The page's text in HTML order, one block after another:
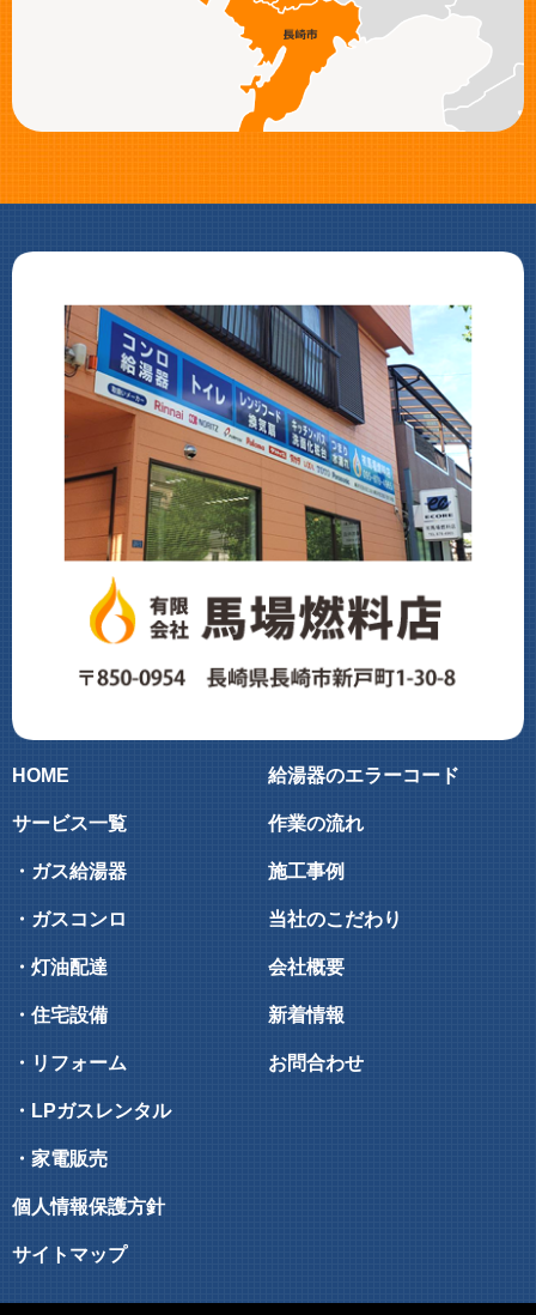
HOME
サービス一覧
・ガス給湯器
・ガスコンロ
・灯油配達
・住宅設備
・リフォーム
・LPガスレンタル
・家電販売
給湯器のエラーコード
作業の流れ
施工事例
当社のこだわり
会社概要
新着情報
お問合わせ
個人情報保護方針
サイトマップ